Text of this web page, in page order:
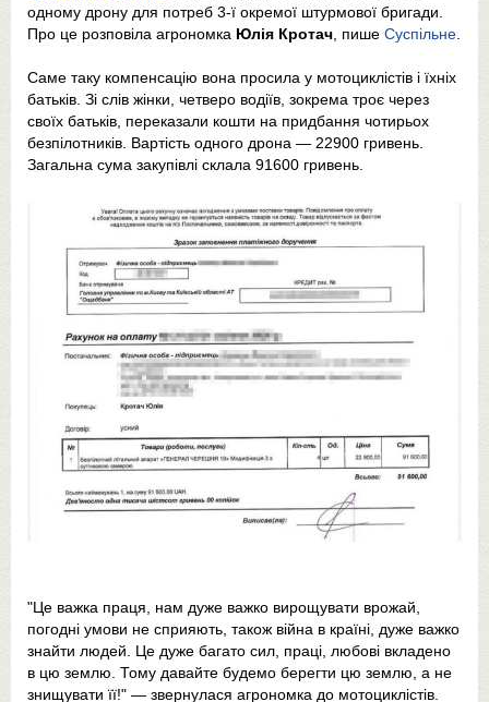
одному дрону для потреб 3-ї окремої штурмової бригади.
Про це розповіла агрономка Юлія Кротач , пише Суспільне
Саме таку компенсацію вона просила у мотоциклістів і їхніх
батьків. Зі слів жінки, четверо водіїв, зокрема троє через
своїх батьків, переказали кошти на придбання чотирьох
безпілотників. Вартість одного дрона — 22900 гривень.
Загальна сума закупівлі склала 91600 гривень.
"Це важка праця, нам дуже важко вирощувати врожай,
погодні умови не сприяють, також війна в країні, дуже важко
знайти людей. Це дуже багато сил, праці, любові вкладено
в цю землю. Тому давайте будемо берегти цю землю, а не
знищувати її!" — звернулася агрономка до мотоциклістів.